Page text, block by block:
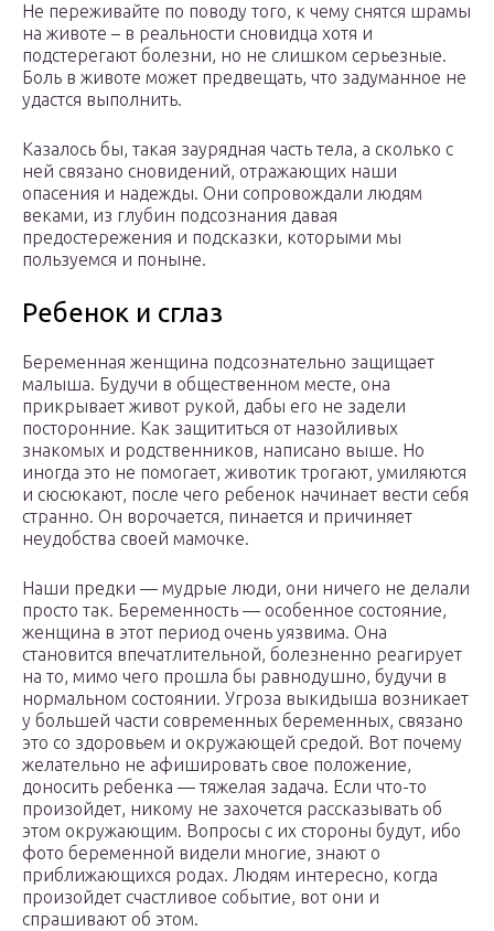
Не переживайте по поводу того, к чему снятся шрамы
на животе – в реальности сновидца хотя и
подстерегают болезни, но не слишком серьезные.
Боль в животе может предвещать, что задуманное не
удастся выполнить.
Казалось бы, такая заурядная часть тела, а сколько с
ней связано сновидений, отражающих наши
опасения и надежды. Они сопровождали людям
веками, из глубин подсознания давая
предостережения и подсказки, которыми мы
пользуемся и поныне.
Ребенок и сглаз
Беременная женщина подсознательно защищает
малыша. Будучи в общественном месте, она
прикрывает живот рукой, дабы его не задели
посторонние. Как защититься от назойливых
знакомых и родственников, написано выше. Но
иногда это не помогает, животик трогают, умиляются
и сюсюкают, после чего ребенок начинает вести себя
странно. Он ворочается, пинается и причиняет
неудобства своей мамочке.
Наши предки — мудрые люди, они ничего не делали
просто так. Беременность — особенное состояние,
женщина в этот период очень уязвима. Она
становится впечатлительной, болезненно реагирует
на то, мимо чего прошла бы равнодушно, будучи в
нормальном состоянии. Угроза выкидыша возникает
у большей части современных беременных, связано
это со здоровьем и окружающей средой. Вот почему
желательно не афишировать свое положение,
доносить ребенка — тяжелая задача. Если что-то
произойдет, никому не захочется рассказывать об
этом окружающим. Вопросы с их стороны будут, ибо
фото беременной видели многие, знают о
приближающихся родах. Людям интересно, когда
произойдет счастливое событие, вот они и
спрашивают об этом.